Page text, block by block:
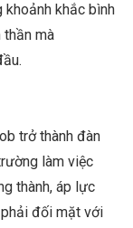
khoảnh khắc bình
mà
trở thành đàn
làm việc
thành, áp lực
đối mặt với